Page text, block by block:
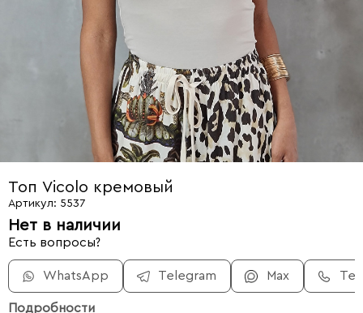
Топ Vicolo кремовый
Артикул: 5537
Нет в наличии
Есть вопросы?
WhatsApp Telegram Max
Подробности